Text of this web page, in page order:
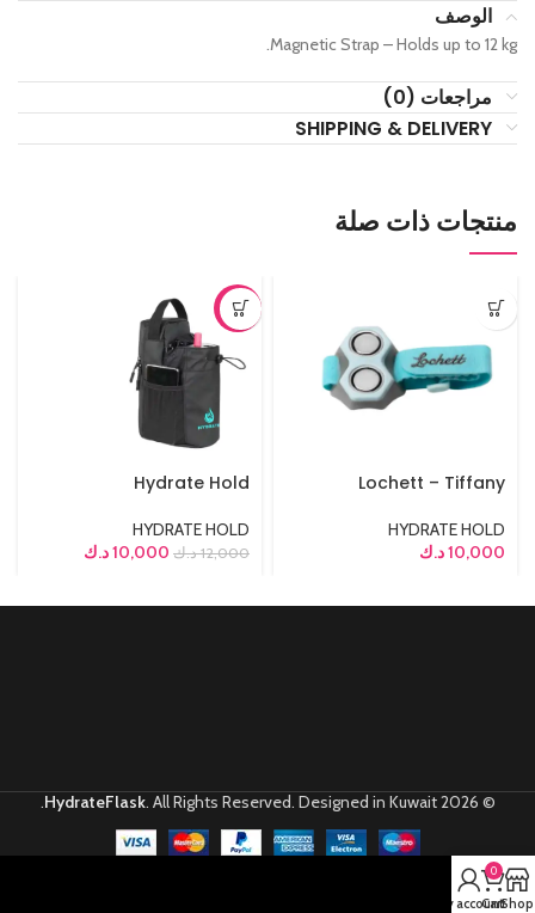
الوصف
Magnetic Strap – Holds up to 12 kg.
مراجعات (0)
SHIPPING & DELIVERY
منتجات ذات صلة
Lochett – Tiffany
HYDRATE HOLD
10,000د.ك
-17%
Hydrate Hold
HYDRATE HOLD
12,000 د.ك 10,000د.ك
© 2026
HydrateFlask. All Rights Reserved. Designed in Kuwait.
Shop
0
Cart
My account